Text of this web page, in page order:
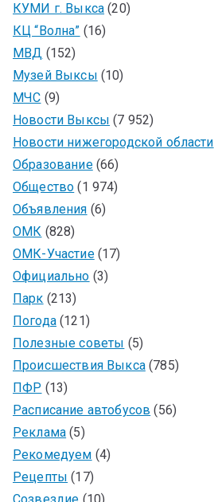
КУМИ г. Выкса (20)
КЦ “Волна” (16)
МВД (152)
Музей Выксы (10)
МЧС (9)
Новости Выксы (7 952)
Новости нижегородской области
Образование(66)
Общество (1 974)
Объявления (6)
ОМК (828)
ОМК-Участие(17)
Официально (3)
Парк (213)
Погода(121)
Полезные советы (5)
Происшествия Выкса(785)
ПФР (13)
Расписание автобусов (56)
Реклама (5)
Рекомедуем (4)
Рецепты (17)